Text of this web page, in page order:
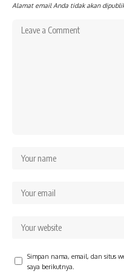
Alamat email Anda tidak akan
Simpan nama, email, dan situs
saya berikutnya.